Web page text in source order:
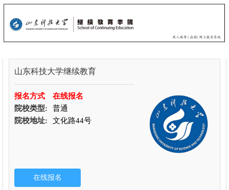
山东科技大学继续教育
报名方式
在线报名
院校类型:
普通
院校地址:
文化路44号